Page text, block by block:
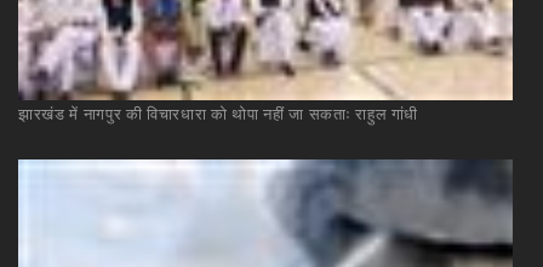
झारखंड में नागपुर की विचारधारा को थोपा नहीं जा सकताः राहुल गांधी